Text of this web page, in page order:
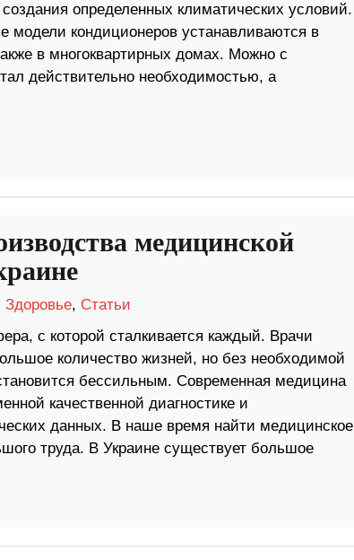
определенных климатических условий.
модели кондиционеров устанавливаются в
в многоквартирных домах. Можно с
действительно необходимостью, а
медицинской
Здоровье, Статьи
с которой сталкивается каждый. Врачи
количество жизней, но без необходимой
бессильным. Современная медицина
качественной диагностике и
данных. В наше время найти медицинское
труда. В Украине существует большое